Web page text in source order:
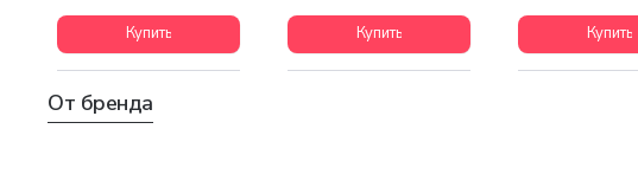
Купить Купить Купить
От бренда